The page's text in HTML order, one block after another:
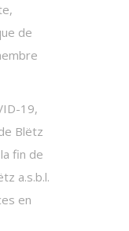
de
19,
Blëtz
fin de
a.s.b.l.
en